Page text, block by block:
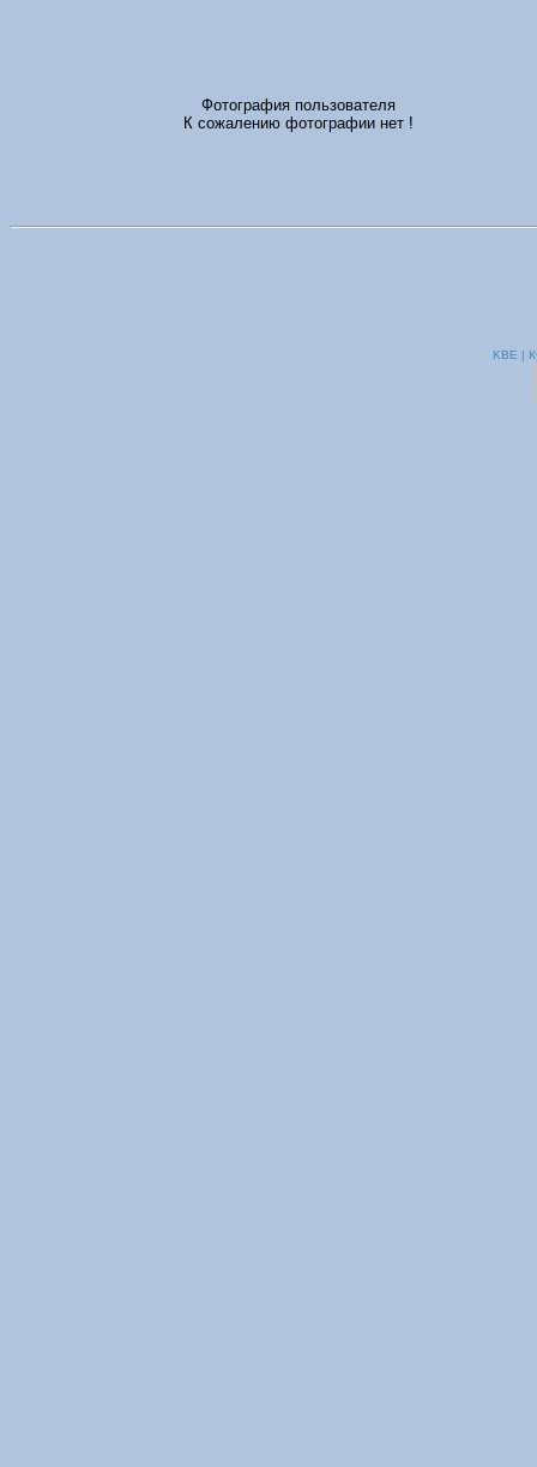
Фотография пользователя
К сожалению фотографии нет !
KBE |